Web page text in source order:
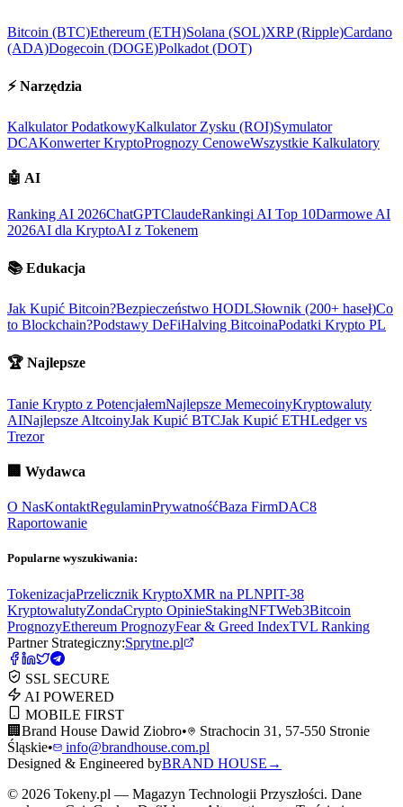
Bitcoin (BTC)Ethereum (ETH)Solana (SOL)XRP (Ripple)Cardano
(ADA)Dogecoin (DOGE)Polkadot (DOT)
⚡ Narzędzia
Kalkulator PodatkowyKalkulator Zysku (ROI)Symulator
DCAKonwerter KryptoPrognozy CenoweWszystkie Kalkulatory
🤖 AI
Ranking AI 2026ChatGPTClaudeRankingi AI Top 10Darmowe AI
2026AI dla KryptoAI z Tokenem
📚 Edukacja
Jak Kupić Bitcoin?Bezpieczeństwo HODLSłownik (200+ haseł)Co
to Blockchain?Podstawy DeFiHalving BitcoinaPodatki Krypto PL
🏆 Najlepsze
Tanie Krypto z PotencjałemNajlepsze MemecoinyKryptowaluty
AINajlepsze AltcoinyJak Kupić BTCJak Kupić ETHLedger vs
Trezor
🏢 Wydawca
O NasKontaktRegulaminPrywatnośćBaza FirmDAC8
Raportowanie
Popularne wyszukiwania:
TokenizacjaPrzelicznik KryptoXMR na PLNPIT-38
KryptowalutyZondaCrypto OpinieStakingNFTWeb3Bitcoin
PrognozyEthereum PrognozyFear & Greed IndexTVL Ranking
Partner Strategiczny:Sprytne.pl
SSL SECURE
AI POWERED
MOBILE FIRST
🏢 Brand House Dawid Ziobro•
Strachocin 31, 57-550 Stronie
Śląskie•
info@brandhouse.com.pl
Designed & Engineered byBRAND HOUSE →
© 2026 Tokeny.pl — Magazyn Technologii Przyszłości. Dane